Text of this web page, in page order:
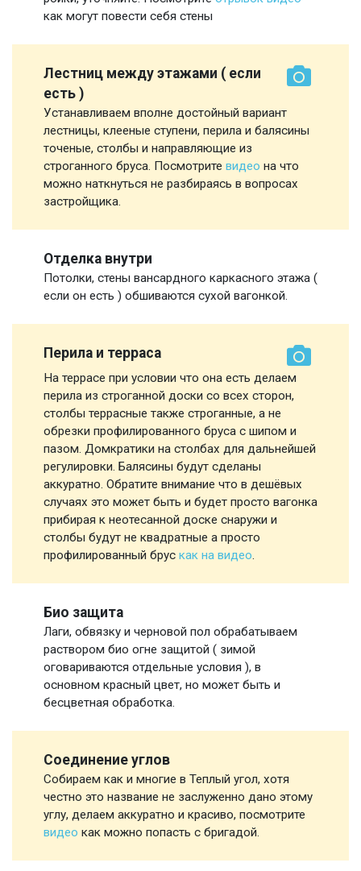
как могут повести себя стены
Лестниц между этажами ( если
есть )
Устанавливаем вполне достойный вариант
лестницы, клееные ступени, перила и балясины
точеные, столбы и направляющие из
строганного бруса. Посмотрите видео на что
можно наткнуться не разбираясь в вопросах
застройщика.
Отделка внутри
Потолки, стены вансардного каркасного этажа (
если он есть ) обшиваются сухой вагонкой.
Перила и терраса
На террасе при условии что она есть делаем
перила из строганной доски со всех сторон,
столбы террасные также строганные, а не
обрезки профилированного бруса с шипом и
пазом. Домкратики на столбах для дальнейшей
регулировки. Балясины будут сделаны
аккуратно. Обратите внимание что в дешёвых
случаях это может быть и будет просто вагонка
прибирая к неотесанной доске снаружи и
столбы будут не квадратные а просто
профилированный брус как на видео.
Био защита
Лаги, обвязку и черновой пол обрабатываем
раствором био огне защитой ( зимой
оговариваются отдельные условия ), в
основном красный цвет, но может быть и
бесцветная обработка.
Соединение углов
Собираем как и многие в Теплый угол, хотя
честно это название не заслуженно дано этому
углу, делаем аккуратно и красиво, посмотрите
видео как можно попасть с бригадой.